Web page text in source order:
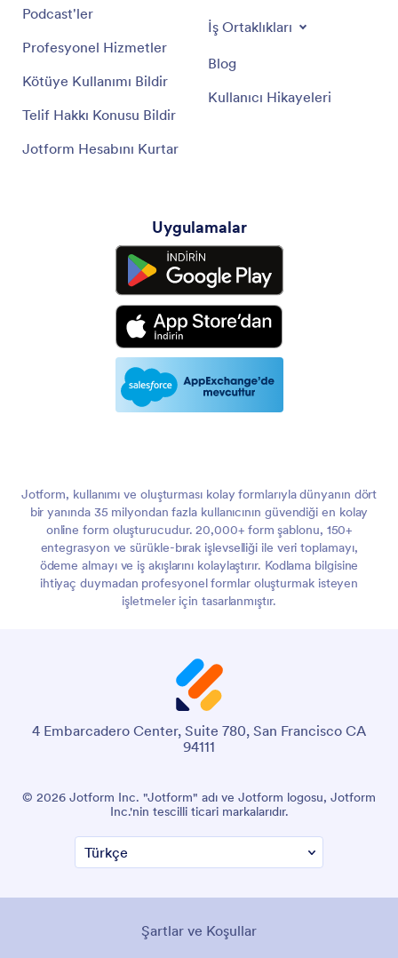
Podcast'ler
Profesyonel Hizmetler
Kötüye Kullanımı Bildir
Telif Hakkı Konusu Bildir
Jotform Hesabını Kurtar
İş Ortaklıkları
Blog
Kullanıcı Hikayeleri
Uygulamalar
Jotform, kullanımı ve oluşturması kolay formlarıyla dünyanın dört
bir yanında 35 milyondan fazla kullanıcının güvendiği en kolay
online form oluşturucudur. 20,000+ form şablonu, 150+
entegrasyon ve sürükle-bırak işlevselliği ile veri toplamayı,
ödeme almayı ve iş akışlarını kolaylaştırır. Kodlama bilgisine
ihtiyaç duymadan profesyonel formlar oluşturmak isteyen
işletmeler için tasarlanmıştır.
4 Embarcadero Center, Suite 780, San Francisco CA
94111
© 2026 Jotform Inc. "Jotform" adı ve Jotform logosu, Jotform
Inc.'nin tescilli ticari markalarıdır.
Şartlar ve Koşullar